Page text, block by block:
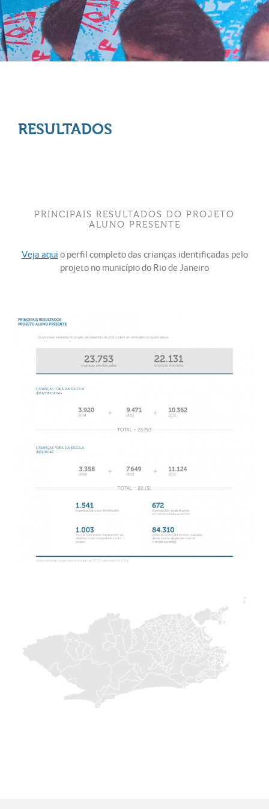
RESULTADOS
PRINCIPAIS RESULTADOS DO PROJETO
ALUNO PRESENTE
Veja aqui o perfil completo das crianças identificadas pelo
projeto no município do Rio de Janeiro